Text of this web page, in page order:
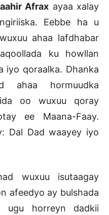
Afrax ayaa xalay
Eebbe ha u
ahaa lafdhabar
ku howllan
iyo qoraalka. Dhanka
hormuudka
oo wuxuu qoray
ee Maana-Faay.
Dal Dad waayey iyo
wuxuu isutaagay
afeedyo ay bulshada
ugu horreyn dadkii